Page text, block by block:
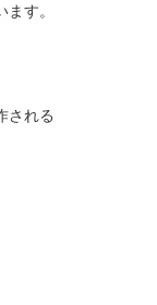
す。
される